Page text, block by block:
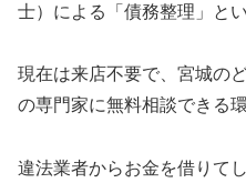
士）による「債務整理」と
現在は来店不要で、宮城の
の専門家に無料相談できる
違法業者からお金を借りてし